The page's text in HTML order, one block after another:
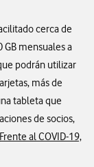
cerca de
GB mensuales a
podrán utilizar
más de
tableta que
de socios,
Frente al COVID-19,